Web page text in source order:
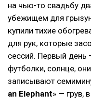
на чью-то свадьбу
убежищем для
купили тихие
для рук, которые
сессий. Первый день
футболки, солнце,
записывают
an Elephant» — грув,